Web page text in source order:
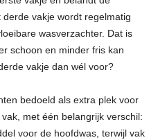
vakje wordt regelmatig
wasverzachter. Dat is
schoon en minder fris kan
vakje dan wél voor?
bedoeld als extra plek voor
met één belangrijk verschil:
voor de hoofdwas, terwijl vak